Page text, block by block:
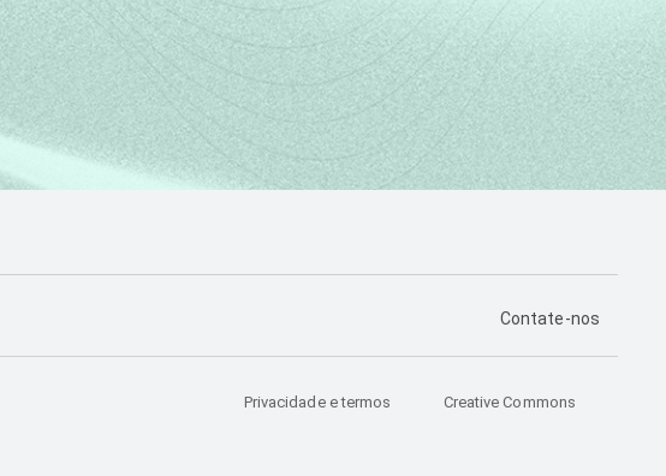
PÁGINA DE
Contate-nos
Privacidade e termos Creative Commons